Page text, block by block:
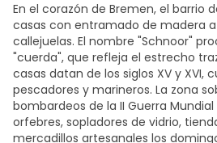
En el corazón de Bremen, el barrio
casas con entramado de madera
callejuelas. El nombre "Schnoor"
"cuerda", que refleja el estrecho
casas datan de los siglos XV y XVI,
pescadores y marineros. La zona
bombardeos de la II Guerra
orfebres, sopladores de vidrio,
mercadillos artesanales los